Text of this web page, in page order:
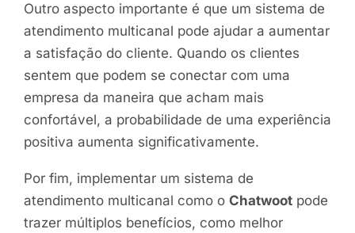
Outro aspecto importante é que um sistema de
atendimento multicanal pode ajudar a aumentar
a satisfação do cliente. Quando os clientes
sentem que podem se conectar com uma
empresa da maneira que acham mais
confortável, a probabilidade de uma experiência
positiva aumenta significativamente.
Por fim, implementar um sistema de
atendimento multicanal como o Chatwoot pode
trazer múltiplos benefícios, como melhor